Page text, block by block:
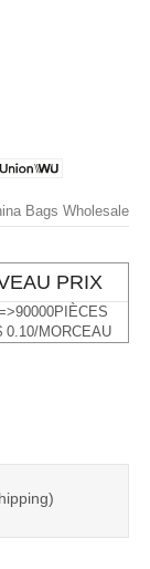
Bags Wholesale
PRIX
0.10/MORCEAU